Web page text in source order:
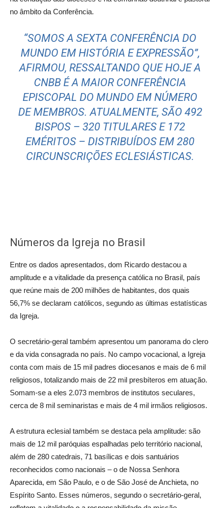
no âmbito da Conferência.
“SOMOS A SEXTA CONFERÊNCIA DO
MUNDO EM HISTÓRIA E EXPRESSÃO”,
AFIRMOU, RESSALTANDO QUE HOJE A
CNBB É A MAIOR CONFERÊNCIA
EPISCOPAL DO MUNDO EM NÚMERO
DE MEMBROS. ATUALMENTE, SÃO 492
BISPOS – 320 TITULARES E 172
EMÉRITOS – DISTRIBUÍDOS EM 280
CIRCUNSCRIÇÕES ECLESIÁSTICAS.
Números da Igreja no Brasil
Entre os dados apresentados, dom Ricardo destacou a
amplitude e a vitalidade da presença católica no Brasil, país
que reúne mais de 200 milhões de habitantes, dos quais
56,7% se declaram católicos, segundo as últimas estatísticas
da Igreja.
O secretário-geral também apresentou um panorama do clero
e da vida consagrada no país. No campo vocacional, a Igreja
conta com mais de 15 mil padres diocesanos e mais de 6 mil
religiosos, totalizando mais de 22 mil presbíteros em atuação.
Somam-se a eles 2.073 membros de institutos seculares,
cerca de 8 mil seminaristas e mais de 4 mil irmãos religiosos.
A estrutura eclesial também se destaca pela amplitude: são
mais de 12 mil paróquias espalhadas pelo território nacional,
além de 280 catedrais, 71 basílicas e dois santuários
reconhecidos como nacionais – o de Nossa Senhora
Aparecida, em São Paulo, e o de São José de Anchieta, no
Espírito Santo. Esses números, segundo o secretário-geral,